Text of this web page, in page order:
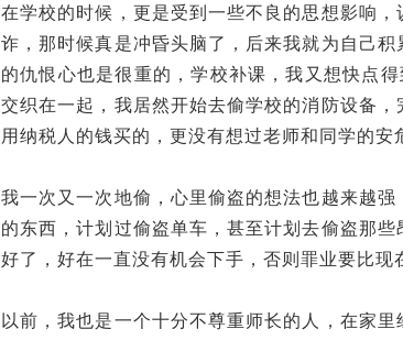
在学校的时候，更是受到一些不良的思想影响
诈，那时候真是冲昏头脑了，后来我就为自己
的仇恨心也是很重的，学校补课，我又想快点
交织在一起，我居然开始去偷学校的消防设备
用纳税人的钱买的，更没有想过老师和同学的安
我一次又一次地偷，心里偷盗的想法也越来越
的东西，计划过偷盗单车，甚至计划去偷盗那
好了，好在一直没有机会下手，否则罪业要比现
以前，我也是一个十分不尊重师长的人，在家